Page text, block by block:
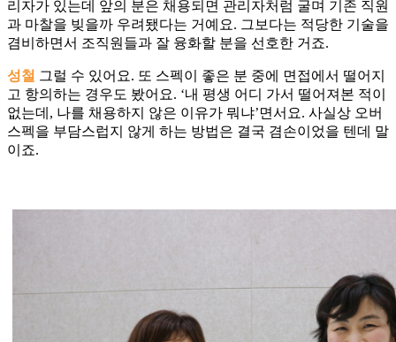
리자가 있는데 앞의 분은 채용되면 관리자처럼 굴며 기존 직원
과 마찰을 빚을까 우려됐다는 거예요. 그보다는 적당한 기술을
겸비하면서 조직원들과 잘 융화할 분을 선호한 거죠.
성철 그럴 수 있어요. 또 스펙이 좋은 분 중에 면접에서 떨어지
고 항의하는 경우도 봤어요. ‘내 평생 어디 가서 떨어져본 적이
없는데, 나를 채용하지 않은 이유가 뭐냐’면서요. 사실상 오버
스펙을 부담스럽지 않게 하는 방법은 결국 겸손이었을 텐데 말
이죠.